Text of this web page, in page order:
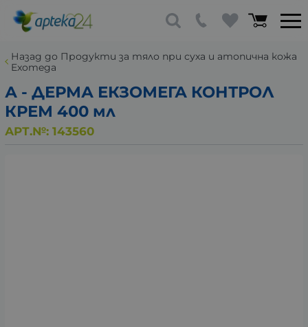
Назад до Продукти за тяло при суха и атопична кожа
Exomega
А - ДЕРМА ЕКЗОМЕГА КОНТРОЛ
КРЕМ 400 мл
АРТ.№: 143560